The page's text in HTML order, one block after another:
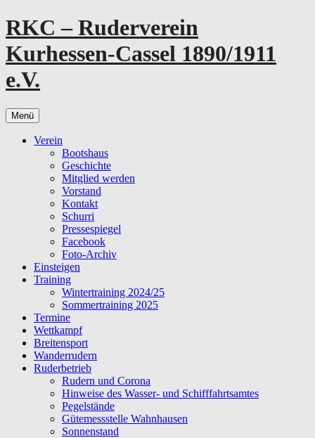
Zum
Inhalt
springen
RKC – Ruderverein
Kurhessen-Cassel 1890/1911
e.V.
Menü
Verein
Bootshaus
Geschichte
Mitglied werden
Vorstand
Kontakt
Schurri
Pressespiegel
Facebook
Foto-Archiv
Einsteigen
Training
Wintertraining 2024/25
Sommertraining 2025
Termine
Wettkampf
Breitensport
Wanderrudern
Ruderbetrieb
Rudern und Corona
Hinweise des Wasser- und Schifffahrtsamtes
Pegelstände
Gütemessstelle Wahnhausen
Sonnenstand